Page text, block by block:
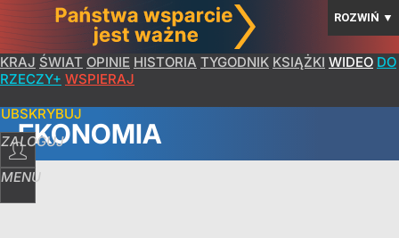
ROZWIŃ ▼
KRAJ ŚWIAT OPINIE HISTORIA TYGODNIK KSIĄŻKI WIDEO DO
RZECZY+ WSPIERAJ
ZALOGUJ
MENU
EKONOMIA